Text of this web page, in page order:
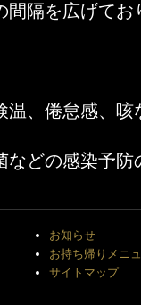
間隔を広げてお
温、倦怠感、
などの感染予防
お知らせ
お持ち帰りメニ
サイトマップ